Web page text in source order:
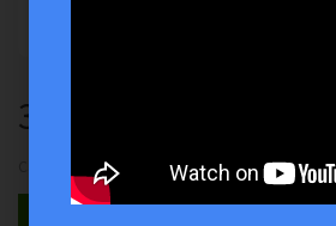
3-Milyen hibákat
Csaba Történetei Created: 29